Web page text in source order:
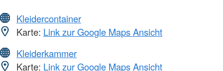
Kleidercontainer
Karte: Link zur Google Maps Ansicht
Kleiderkammer
Karte: Link zur Google Maps Ansicht